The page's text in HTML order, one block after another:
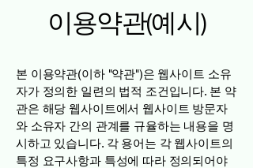
이용약관(예시)
본 이용약관(이하 "약관")은 웹사이트 소유
자가 정의한 일련의 법적 조건입니다. 본 약
관은 해당 웹사이트에서 웹사이트 방문자
와 소유자 간의 관계를 규율하는 내용을 명
시하고 있습니다. 각 용어는 각 웹사이트의
특정 요구사항과 특성에 따라 정의되어야